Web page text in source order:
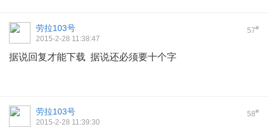
57#
劳拉103号
2015-2-28 11:38:47
据说回复才能下载 据说还必须要十个字
58#
劳拉103号
2015-2-28 11:39:30